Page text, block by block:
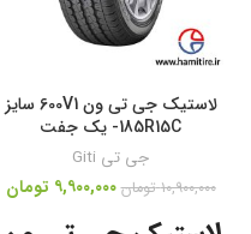
لاستیک جی تی ون 600V1 سایز
185R15C- یک جفت
جی تی Giti
۱۰,۹۰۰,۰۰۰ تومان ۹,۹۰۰,۰۰۰ تومان